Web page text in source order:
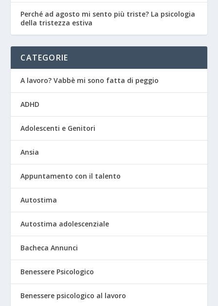
Perché ad agosto mi sento più triste? La psicologia
della tristezza estiva
CATEGORIE
A lavoro? Vabbè mi sono fatta di peggio
ADHD
Adolescenti e Genitori
Ansia
Appuntamento con il talento
Autostima
Autostima adolescenziale
Bacheca Annunci
Benessere Psicologico
Benessere psicologico al lavoro